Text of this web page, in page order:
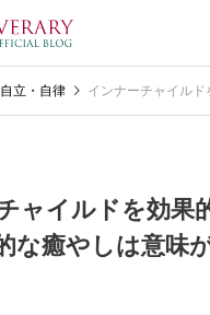
自立・自律 インナーチャイルドを効果的に癒やす方
ャイルドを効果
な癒やしは意味